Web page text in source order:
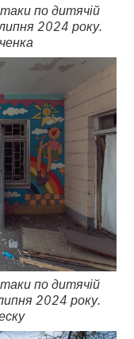
по дитячій
2024 року.
по дитячій
2024 року.